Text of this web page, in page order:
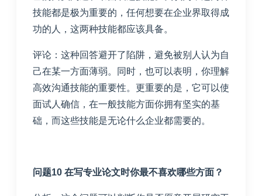
技能都是极为重要的，任何想要在企业界取得成
功的人，这两种技能都应该具备。
评论：这种回答避开了陷阱，避免被别人认为自
己在某一方面薄弱。同时，也可以表明，你理解
高效沟通技能的重要性。更重要的是，它可以使
面试人确信，在一般技能方面你拥有坚实的基
础，而这些技能是无论什么企业都需要的。
问题10 在写专业论文时你最不喜欢哪些方面？